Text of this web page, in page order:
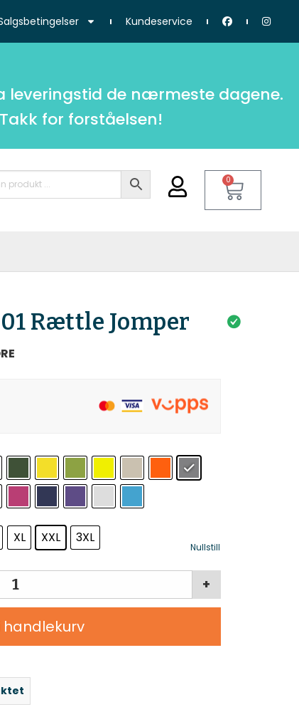
Kundeservice
leveringstid de nærmeste dagene.
for forståelsen!
0
Rættle Jomper
XL XXL 3XL
Nullstill
+
handlekurv